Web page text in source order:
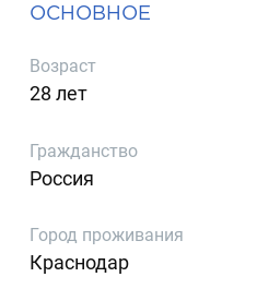
ОСНОВНОЕ
Возраст
28 лет
Гражданство
Россия
Город проживания
Краснодар